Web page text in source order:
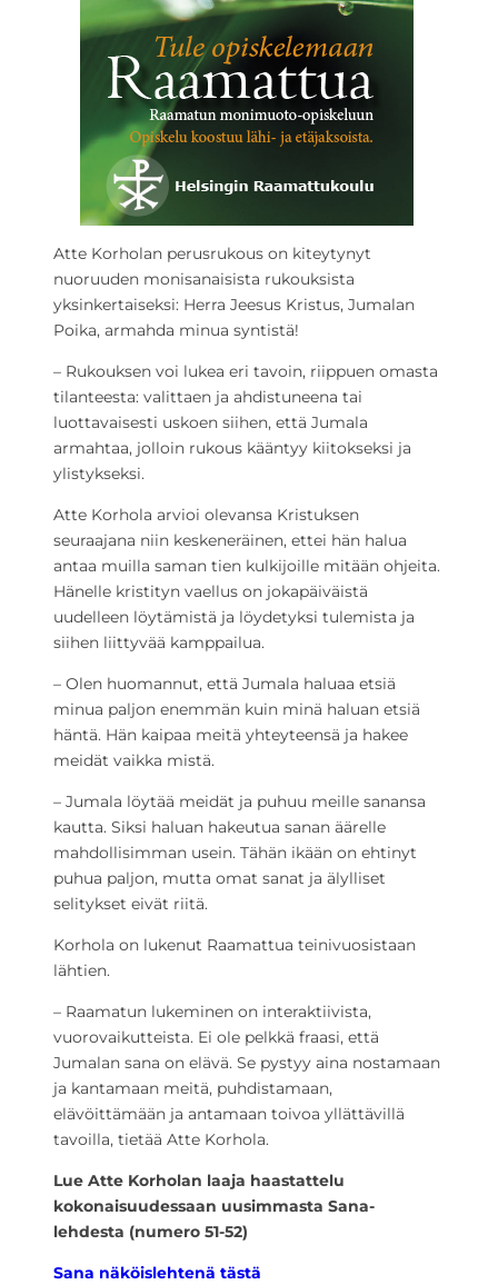
Atte Korholan perusrukous on kiteytynyt
nuoruuden monisanaisista rukouksista
yksinkertaiseksi: Herra Jeesus Kristus, Jumalan
Poika, armahda minua syntistä!
– Rukouksen voi lukea eri tavoin, riippuen omasta
tilanteesta: valittaen ja ahdistuneena tai
luottavaisesti uskoen siihen, että Jumala
armahtaa, jolloin rukous kääntyy kiitokseksi ja
ylistykseksi.
Atte Korhola arvioi olevansa Kristuksen
seuraajana niin keskeneräinen, ettei hän halua
antaa muilla saman tien kulkijoille mitään ohjeita.
Hänelle kristityn vaellus on jokapäiväistä
uudelleen löytämistä ja löydetyksi tulemista ja
siihen liittyvää kamppailua.
– Olen huomannut, että Jumala haluaa etsiä
minua paljon enemmän kuin minä haluan etsiä
häntä. Hän kaipaa meitä yhteyteensä ja hakee
meidät vaikka mistä.
– Jumala löytää meidät ja puhuu meille sanansa
kautta. Siksi haluan hakeutua sanan äärelle
mahdollisimman usein. Tähän ikään on ehtinyt
puhua paljon, mutta omat sanat ja älylliset
selitykset eivät riitä.
Korhola on lukenut Raamattua teinivuosistaan
lähtien.
– Raamatun lukeminen on interaktiivista,
vuorovaikutteista. Ei ole pelkkä fraasi, että
Jumalan sana on elävä. Se pystyy aina nostamaan
ja kantamaan meitä, puhdistamaan,
elävöittämään ja antamaan toivoa yllättävillä
tavoilla, tietää Atte Korhola.
Lue Atte Korholan laaja haastattelu
kokonaisuudessaan uusimmasta Sana-
lehdesta (numero 51-52)
Sana näköislehtenä tästä